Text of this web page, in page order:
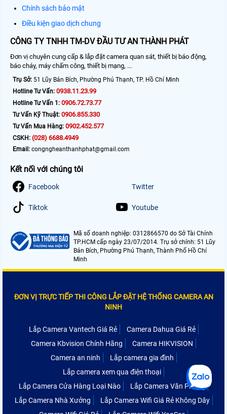
Chính sách bảo mật
Điều kiện giao dịch chung
CÔNG TY TNHH TM-DV ĐẦU TƯ AN THÀNH PHÁT
Đơn vị chuyên cung cấp & lắp đặt camera quan sát, thiết bị báo động,
báo cháy, máy chấm công, thiết bị mạng, ...
Trụ Sở: 51 Lũy Bán Bích, Phường Phú Thạnh, TP. Hồ Chí Minh
Hotline Tư Vấn: 0938.11.23.99
Hotline Tư Vấn 1: 0906.72.73.77
Tư Vấn Kỹ Thuật: 0906.855.330
Tư Vấn Mua Hàng: 0902.452.577
CSKH: (028) 6688.4949
Email: congngheanthanhphat@gmail.com
Kết nối với chúng tôi
Facebook Twitter
Tiktok Youtube
Mã số doanh nghiệp: 0312866570 do Sở Tài Chính
TP.HCM cấp ngày 23/07/2014. Trụ sở chính: 51 Lũy
Bán Bích, Phường Phú Thạnh, Thành Phố Hồ Chí
Minh
ĐƠN VỊ TRỰC TIẾP THI CÔNG LẮP ĐẶT HỆ THỐNG CAMERA AN
NINH
Lắp Camera Vantech Giá Rẻ
Camera Dahua Giá Rẻ
Camera Kbvision Chính Hãng
Camera HIKVISION
Camera an ninh
Lắp camera gia đình
Lắp camera xem qua điện thoại
Lắp Camera Cửa Hàng Loại Nào
Lắp Camera Văn Phòng
Lắp Camera Nhà Xưởng
Lắp Camera Wifi Giá Rẻ Không Dây